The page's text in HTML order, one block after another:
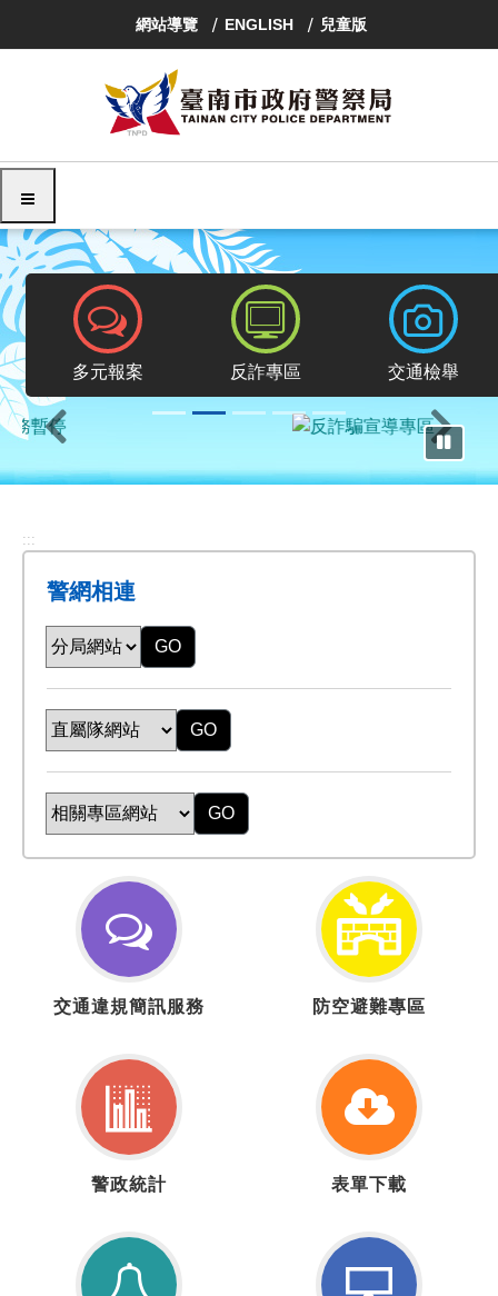
區
網站導覽 ENGLISH 兒童版
選單
報案專區
多元報案
反詐專區
反詐專區
交通檢舉
交通檢舉
暫停輪
上一則 下一則
:::
警網相連
GO
GO
GO
通
規
簡
服
務
交通違規簡訊服務
空
散
避
難
專
區
防空避難專區
政
計
警政統計
單
載
表單下載